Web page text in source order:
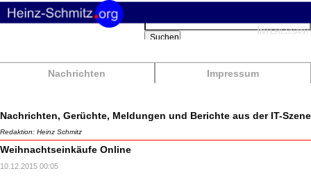
Nachrichten Impressum
Suchbegriffe
Suchen
Nachrichten, Gerüchte, Meldungen und Berichte aus der IT-Szene
Redaktion: Heinz Schmitz
Weihnachtseinkäufe Online
10.12.2015 00:05